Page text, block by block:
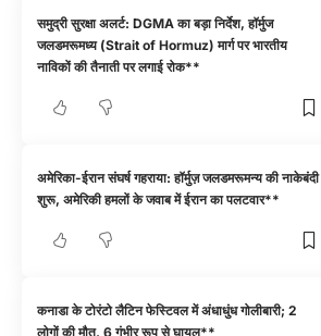
समुद्री सुरक्षा अलर्ट: DGMA का बड़ा निर्देश, हॉर्मुज
जलडमरूमध्य (Strait of Hormuz) मार्ग पर भारतीय
नाविकों की तैनाती पर लगाई रोक**
अमेरिका-ईरान संघर्ष गहराया: हॉर्मुज़ जलडमरूमन्य की नाकेबंदी
शुरू, अमेरिकी हमलों के जवाब में ईरान का पलटवार**
कनाडा के टोरंटो लैटिन फेस्टिवल में अंधाधुंध गोलीबारी; 2
लोगों की मौत, 6 गंभीर रूप से घायल**